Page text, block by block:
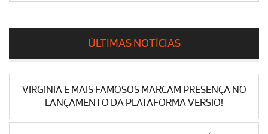
ÚLTIMAS NOTÍCIAS
VIRGINIA E MAIS FAMOSOS MARCAM PRESENÇA NO
LANÇAMENTO DA PLATAFORMA VERSIO!